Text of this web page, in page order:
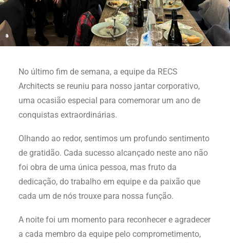
No último fim de semana, a equipe da RECS
Architects se reuniu para nosso jantar corporativo,
uma ocasião especial para comemorar um ano de
conquistas extraordinárias.
Olhando ao redor, sentimos um profundo sentimento
de gratidão. Cada sucesso alcançado neste ano não
foi obra de uma única pessoa, mas fruto da
dedicação, do trabalho em equipe e da paixão que
cada um de nós trouxe para nossa função.
A noite foi um momento para reconhecer e agradecer
a cada membro da equipe pelo comprometimento,